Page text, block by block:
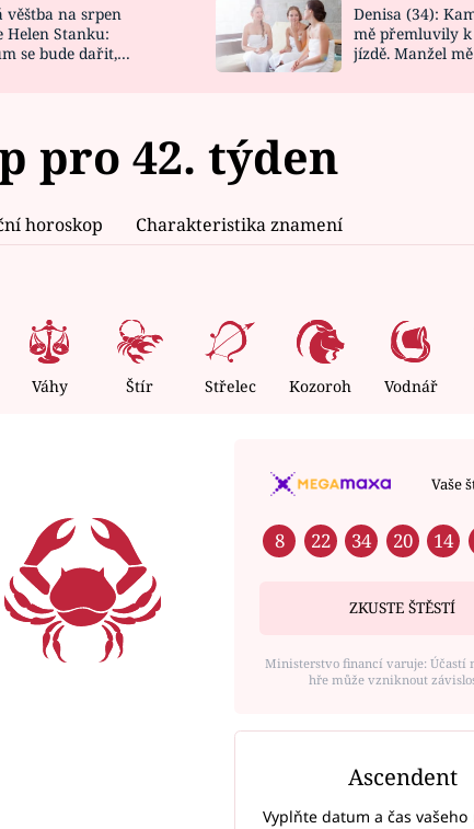
DESIGN
věštba na srpen
Helen Stanku:
se bude dařit,
Denisa (34):
mě přemluvily k
jízdě. Manžel
pro 42. týden
horoskop Charakteristika znamení
Váhy Štír Střelec Kozoroh Vodnář
Vaše
8 22 34 20 14
ZKUSTE ŠTĚSTÍ
Ministerstvo financí varuje: Účastí
hře může vzniknout
Ascendent
Vyplňte datum a čas